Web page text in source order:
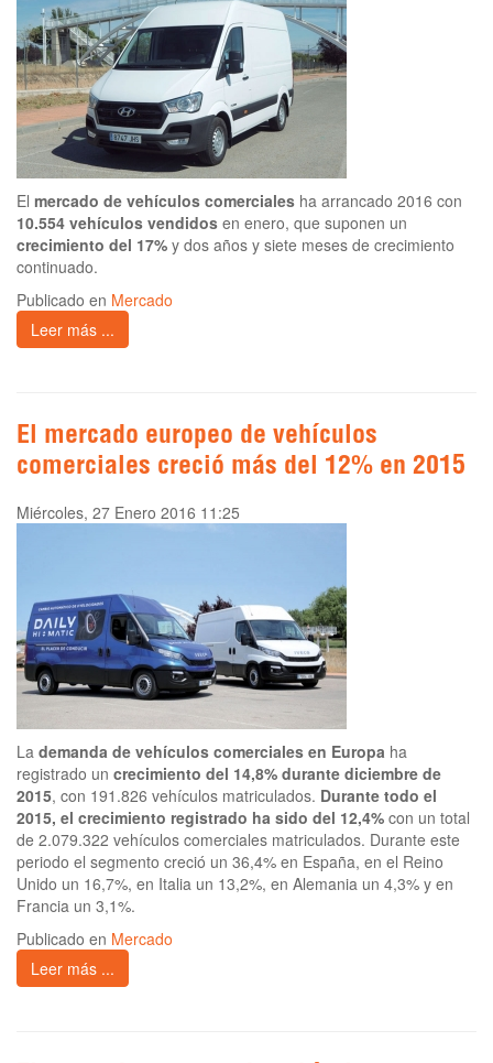
El mercado de vehículos comerciales ha arrancado 2016 con
10.554 vehículos vendidos en enero, que suponen un
crecimiento del 17% y dos años y siete meses de crecimiento
continuado.
Publicado en Mercado
Leer más ...
El mercado europeo de vehículos
comerciales creció más del 12% en 2015
Miércoles, 27 Enero 2016 11:25
La demanda de vehículos comerciales en Europa ha
registrado un crecimiento del 14,8% durante diciembre de
2015, con 191.826 vehículos matriculados. Durante todo el
2015, el crecimiento registrado ha sido del 12,4% con un total
de 2.079.322 vehículos comerciales matriculados. Durante este
periodo el segmento creció un 36,4% en España, en el Reino
Unido un 16,7%, en Italia un 13,2%, en Alemania un 4,3% y en
Francia un 3,1%.
Publicado en Mercado
Leer más ...